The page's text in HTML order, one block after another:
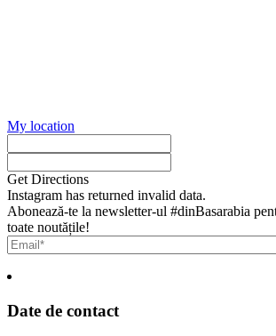
My location
Get Directions
Instagram has returned invalid data.
Abonează-te la newsletter-ul #dinBasarabia
toate noutățile!
Date de contact